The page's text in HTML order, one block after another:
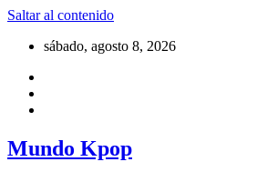
Saltar al contenido
sábado, agosto 8, 2026
Mundo Kpop